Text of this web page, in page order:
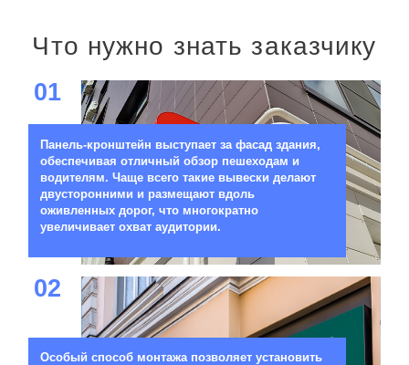
Что нужно знать заказчику
01
Панель-кронштейн выступает за фасад здания,
обеспечивая отличный обзор пешеходам и
водителям. Чаще всего такие вывески делают
двусторонними и размещают вдоль
оживленных дорог, что многократно
увеличивает охват аудитории.
02
Особый способ монтажа позволяет установить